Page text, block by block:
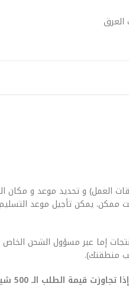
العرق
العمل) و تحديد موعد و مكان
ممكن. يمكن تأجيل موعد
إما عبر مسؤول الشحن الخاص
منطقتك).
قيمة الطلب الـ 500 شيكل.